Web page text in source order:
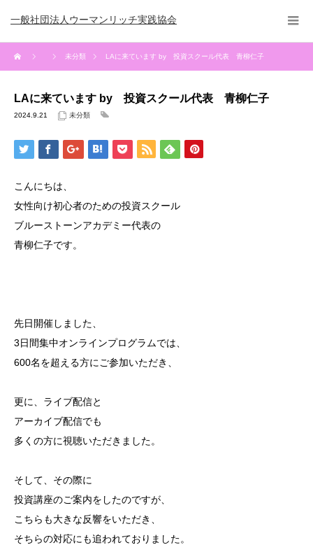
一般社団法人ウーマンリッチ実践協会
未分類 LAに来ています by 投資スクール代表 青柳仁子
LAに来ています by 投資スクール代表 青柳仁子
2024.9.21 未分類
こんにちは、
女性向け初心者のための投資スクール
ブルーストーンアカデミー代表の
青柳仁子です。
先日開催しました、
3日間集中オンラインプログラムでは、
600名を超える方にご参加いただき、
更に、ライブ配信と
アーカイブ配信でも
多くの方に視聴いただきました。
そして、その際に
投資講座のご案内をしたのですが、
こちらも大きな反響をいただき、
そちらの対応にも追われておりました。